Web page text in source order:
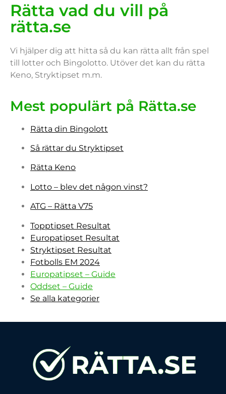
Rätta vad du vill på
rätta.se
Vi hjälper dig att hitta så du kan rätta allt från spel
till lotter och Bingolotto. Utöver det kan du rätta
Keno, Stryktipset m.m.
Mest populärt på Rätta.se
Rätta din Bingolott
Så rättar du Stryktipset
Rätta Keno
Lotto – blev det någon vinst?
ATG – Rätta V75
Topptipset Resultat
Europatipset Resultat
Stryktipset Resultat
Fotbolls EM 2024
Europatipset – Guide
Oddset – Guide
Se alla kategorier